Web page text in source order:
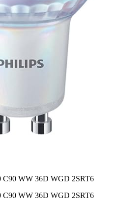
WW 36D WGD 2SRT6
WW 36D WGD 2SRT6